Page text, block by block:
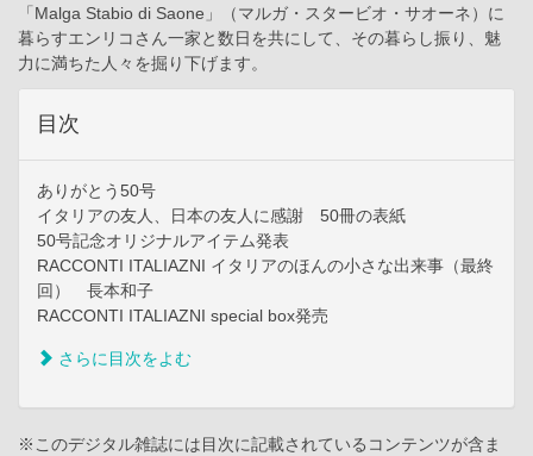
「Malga Stabio di Saone」（マルガ・スタービオ・サオーネ）に
暮らすエンリコさん一家と数日を共にして、その暮らし振り、魅
力に満ちた人々を掘り下げます。
目次
ありがとう50号
イタリアの友人、日本の友人に感謝 50冊の表紙
50号記念オリジナルアイテム発表
RACCONTI ITALIAZNI イタリアのほんの小さな出来事（最終
回） 長本和子
RACCONTI ITALIAZNI special box発売
さらに目次をよむ
※このデジタル雑誌には目次に記載されているコンテンツが含ま